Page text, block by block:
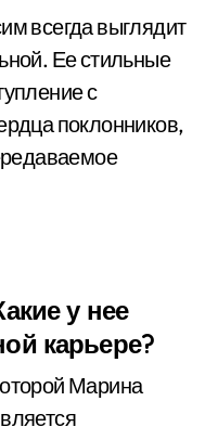
всегда выглядит
Ее стильные
с
поклонников,
у нее
карьере?
Марина